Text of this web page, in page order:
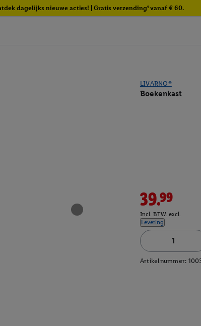
dagelijks nieuwe acties! | Gratis verzending¹ vanaf € 60.
LIVARNO®
Boekenkast
39.99
Incl. BTW. excl.
Levering
Artikelnummer: